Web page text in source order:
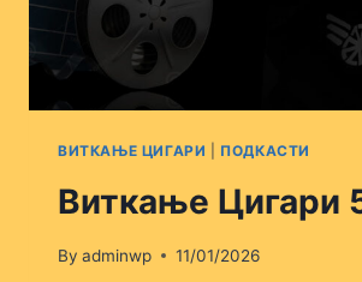
ВИТКАЊЕ ЦИГАРИ ПОДКАСТИ
Виткање Цигари
By adminwp 11/01/2026